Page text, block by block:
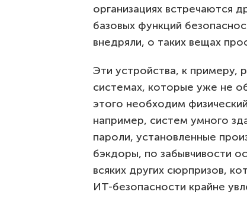
организациях встречаются
базовых функций
внедряли, о таких вещах
Эти устройства, к примеру,
системах, которые уже не
этого необходим
например, систем умного
пароли, установленные
бэкдоры, по забывчивости
всяких других сюрпризов,
ИТ-безопасности крайне